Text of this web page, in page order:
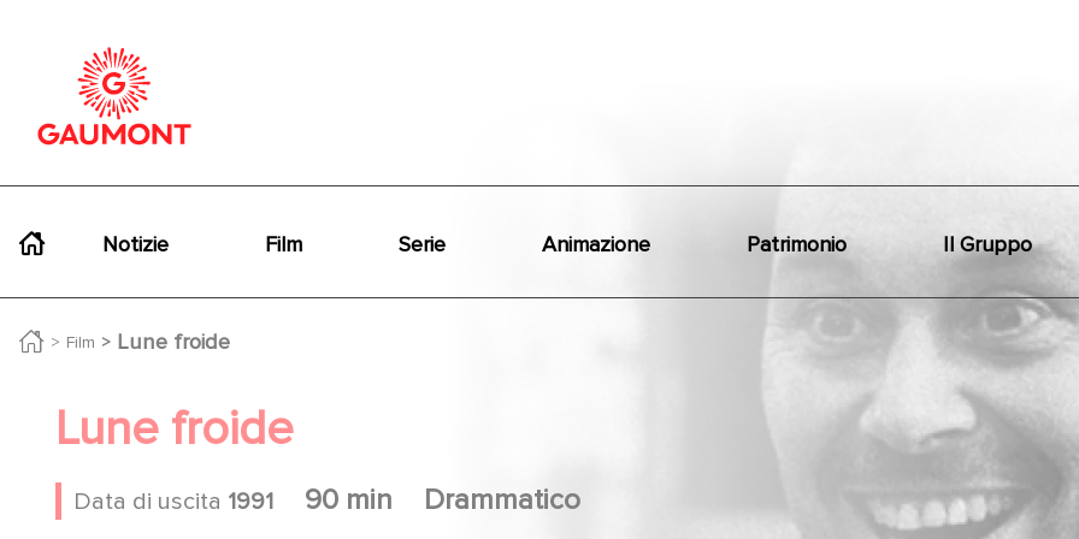
Notizie Film Serie Animazione Patrimonio Il Gruppo
Film Lune froide
Lune froide
Data di uscita 1991 90 min Drammatico